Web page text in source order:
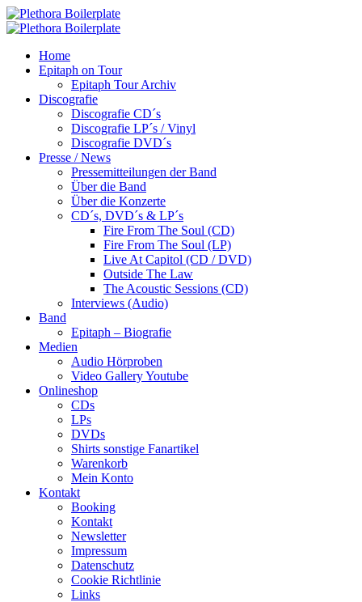
Home
Epitaph on Tour
Epitaph Tour Archiv
Discografie
Discografie CD´s
Discografie LP´s / Vinyl
Discografie DVD´s
Presse / News
Pressemitteilungen der Band
Über die Band
Über die Konzerte
CD´s, DVD´s & LP´s
Fire From The Soul (CD)
Fire From The Soul (LP)
Live At Capitol (CD / DVD)
Outside The Law
The Acoustic Sessions (CD)
Interviews (Audio)
Band
Epitaph – Biografie
Medien
Audio Hörproben
Video Gallery Youtube
Onlineshop
CDs
LPs
DVDs
Shirts sonstige Fanartikel
Warenkorb
Mein Konto
Kontakt
Booking
Kontakt
Newsletter
Impressum
Datenschutz
Cookie Richtlinie
Links